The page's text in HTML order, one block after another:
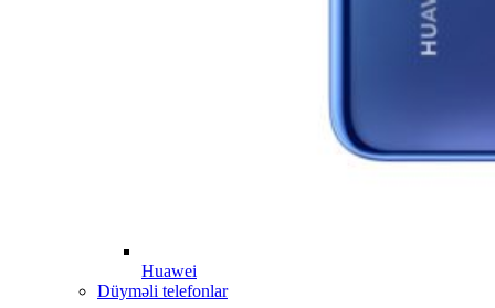
Huawei
Düyməli telefonlar